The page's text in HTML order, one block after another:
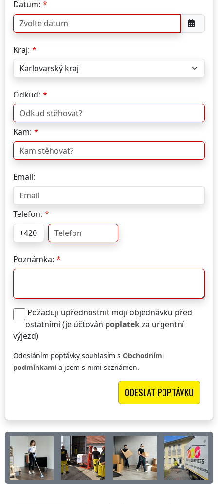
Datum:
Kraj:
Odkud:
Kam:
Email:
Telefon:
Poznámka:
Požaduji upřednostnit moji objednávku před
ostatními (je účtován poplatekza urgentní
výjezd)
Odesláním poptávky souhlasím s Obchodními
podmínkami a jsem s nimi seznámen.